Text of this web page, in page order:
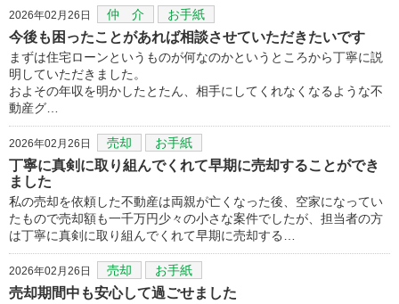
2026年02月26日 仲 介 お手紙
今後も困ったことがあれば相談させていただきたいです
まずは住宅ローンというものが何なのかというところから丁寧に説
明していただきました。
およその年収を明かしたとたん、相手にしてくれなくなるような不
動産グ…
2026年02月26日 売却 お手紙
丁寧に真剣に取り組んでくれて早期に売却することができ
ました
私の売却を依頼した不動産は両親が亡くなった後、空家になってい
たもので売却額も一千万円少々の小さな案件でしたが、担当者の方
は丁寧に真剣に取り組んでくれて早期に売却する…
2026年02月26日 売却 お手紙
売却期間中も安心して過ごせました